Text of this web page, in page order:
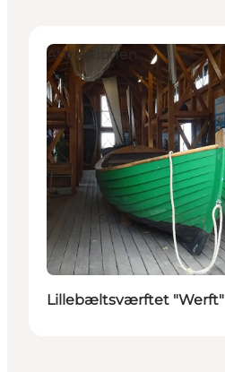
Attraktionen
Lillebæltsværftet "Werft"